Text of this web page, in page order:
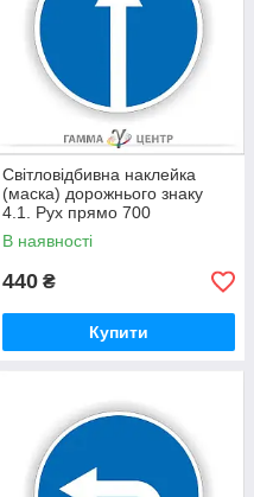
Світловідбивна наклейка
(маска) дорожнього знаку
4.1. Рух прямо 700
В наявності
440 ₴
Купити